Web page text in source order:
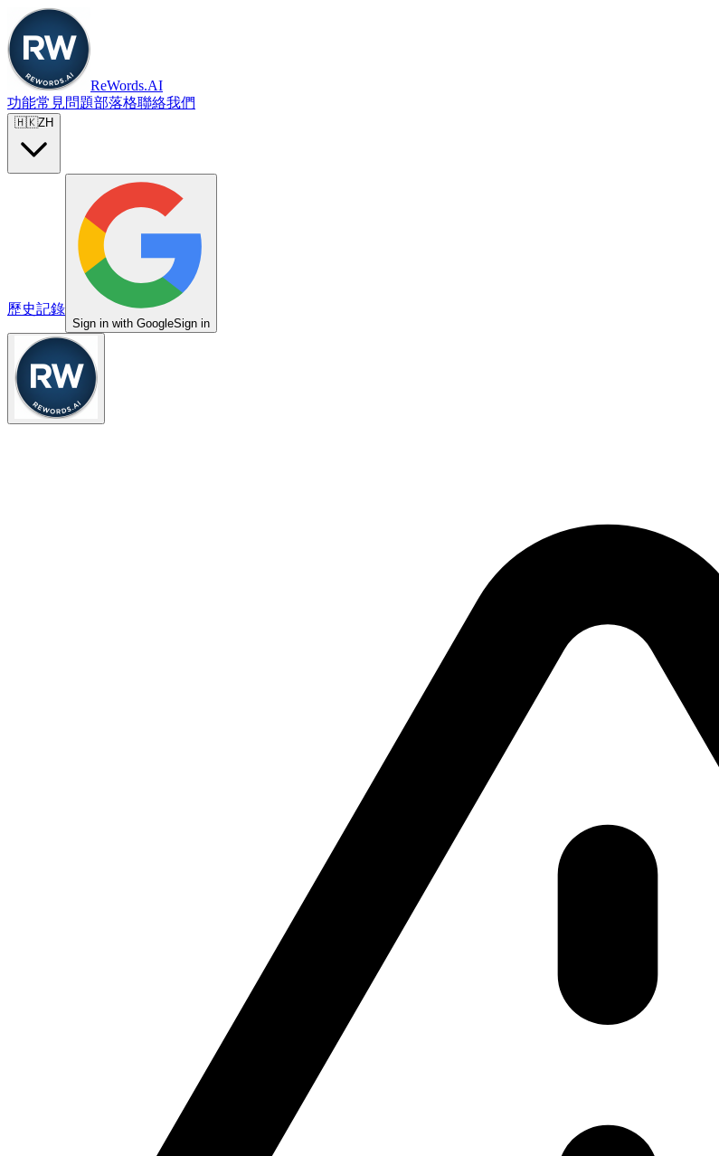
ReWords.AI
功能常見問題部落格聯絡我們
🇭🇰ZH
歷史記錄
Sign in with GoogleSign in